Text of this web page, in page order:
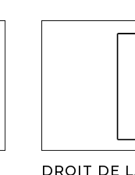
DROIT DE